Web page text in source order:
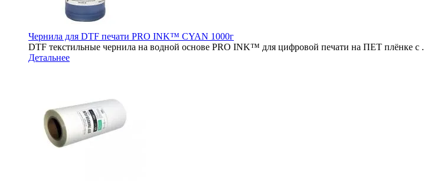
Чернила для DTF печати PRO INK™ CYAN 1000г
DTF текстильные чернила на водной основе PRO INK™ для цифровой печати на ПЕТ плёнке c .
Детальнее